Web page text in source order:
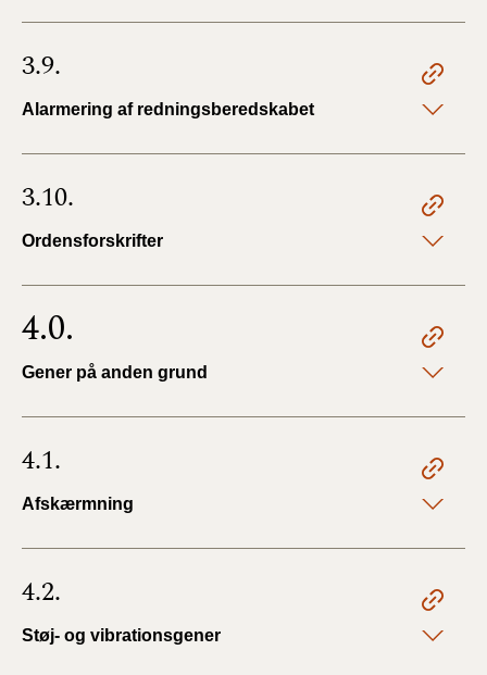
3.9.
Alarmering af redningsberedskabet
3.10.
Ordensforskrifter
4.0.
Gener på anden grund
4.1.
Afskærmning
4.2.
Støj- og vibrationsgener